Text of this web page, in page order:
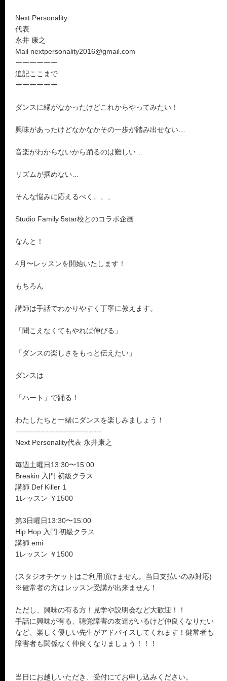
Next Personality
代表
永井 康之
Mail nextpersonality2016@gmail.com
ーーーーーー
追記ここまで
ーーーーーー
ダンスに縁がなかったけどこれからやってみたい！
興味があったけどなかなかその一歩が踏み出せない…
音楽がわからないから踊るのは難しい…
リズムが掴めない…
そんな悩みに応えるべく、、、
Studio Family 5star校とのコラボ企画
なんと！
4月〜レッスンを開始いたします！
もちろん
講師は手話でわかりやすく丁寧に教えます。
「聞こえなくてもやれば伸びる」
「ダンスの楽しさをもっと伝えたい」
ダンスは
「ハート」で踊る！
わたしたちと一緒にダンスを楽しみましょう！
----------------------------------
Next Personality代表 永井康之
毎週土曜日13:30〜15:00
Breakin 入門 初級クラス
講師 Def Killer 1
1レッスン ￥1500
第3日曜日13:30〜15:00
Hip Hop 入門 初級クラス
講師 emi
1レッスン ￥1500
(スタジオチケットはご利用頂けません。当日支払いのみ対応)
※健常者の方はレッスン受講が出来ません！
ただし、興味の有る方！見学や説明会など大歓迎！！
手話に興味が有る、聴覚障害の友達がいるけど仲良くなりたい
など、楽しく優しい先生がアドバイスしてくれます！健常者も
障害者も関係なく仲良くなりましょう！！！
当日にお越しいただき、受付にてお申し込みください。